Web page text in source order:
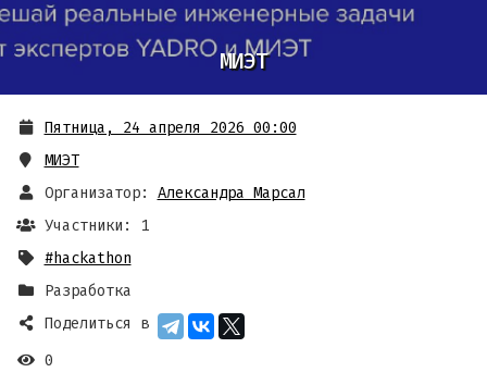
МИЭТ
Пятница, 24 апреля 2026 00:00
МИЭТ
Организатор:
Александра Марсал
Участники: 1
#hackathon
Разработка
Поделиться в
0